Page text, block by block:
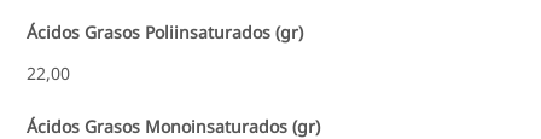
Ácidos Grasos Poliinsaturados (gr)
22,00
Ácidos Grasos Monoinsaturados (gr)